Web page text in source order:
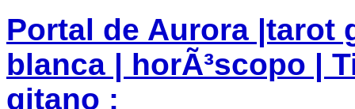
Portal de Aurora |tarot
blanca | horÃ³scopo |
gitano :